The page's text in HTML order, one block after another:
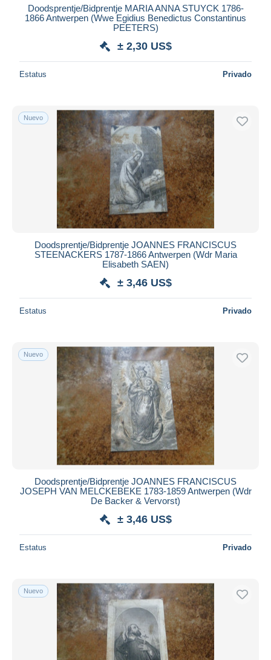
Doodsprentje/Bidprentje MARIA ANNA STUYCK 1786-
1866 Antwerpen (Wwe Egidius Benedictus Constantinus
PEETERS)
± 2,30 US$
Estatus Privado
Nuevo
Doodsprentje/Bidprentje JOANNES FRANCISCUS
STEENACKERS 1787-1866 Antwerpen (Wdr Maria
Elisabeth SAEN)
± 3,46 US$
Estatus Privado
Nuevo
Doodsprentje/Bidprentje JOANNES FRANCISCUS
JOSEPH VAN MELCKEBEKE 1783-1859 Antwerpen (Wdr
De Backer & Vervorst)
± 3,46 US$
Estatus Privado
Nuevo